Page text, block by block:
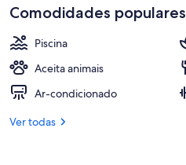
Comodidades populares
Piscina
Aceita animais
Ar-condicionado
Ver todas